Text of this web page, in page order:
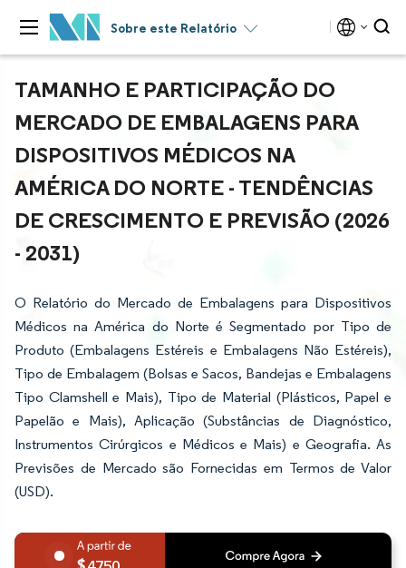
Sobre este Relatório
TAMANHO E PARTICIPAÇÃO DO
MERCADO DE EMBALAGENS PARA
DISPOSITIVOS MÉDICOS NA
AMÉRICA DO NORTE - TENDÊNCIAS
DE CRESCIMENTO E PREVISÃO (2026
- 2031)
O Relatório do Mercado de Embalagens para Dispositivos
Médicos na América do Norte é Segmentado por Tipo de
Produto (Embalagens Estéreis e Embalagens Não Estéreis),
Tipo de Embalagem (Bolsas e Sacos, Bandejas e Embalagens
Tipo Clamshell e Mais), Tipo de Material (Plásticos, Papel e
Papelão e Mais), Aplicação (Substâncias de Diagnóstico,
Instrumentos Cirúrgicos e Médicos e Mais) e Geografia. As
Previsões de Mercado são Fornecidas em Termos de Valor
(USD).